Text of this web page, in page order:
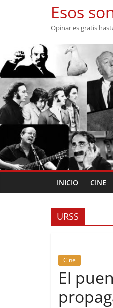
Esos
Opinar es gratis
INICIO CINE
URSS
Cine
El